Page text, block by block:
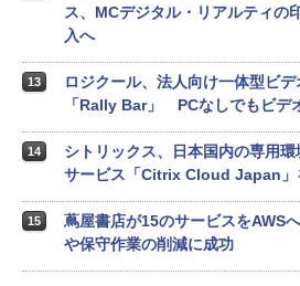
ス、MCデジタル・リアルティの
入へ
13
ロジクール、法人向け一体型ビ
「Rally Bar」 PCなしでもビデ
14
シトリックス、日本国内の専用
サービス「Citrix Cloud Japan」
15
蔦屋書店が15のサービスをAWS
や保守作業の削減に成功